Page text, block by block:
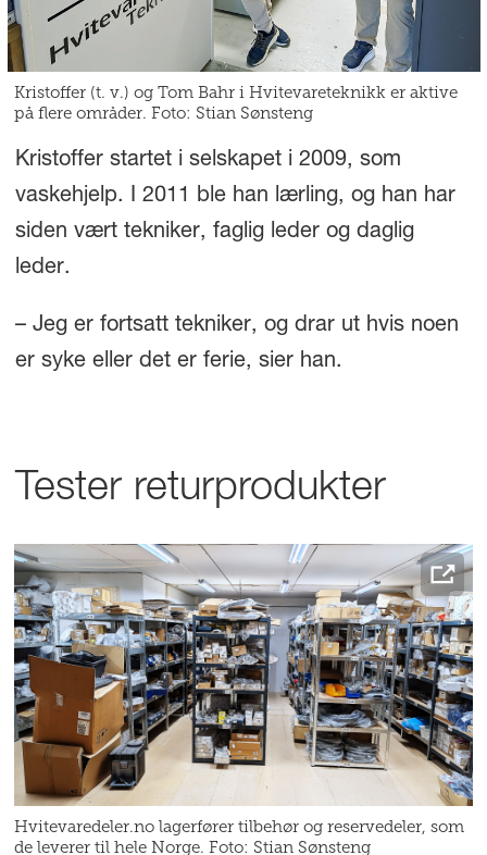
Kristoffer (t. v.) og Tom Bahr i Hvitevareteknikk er aktive
på flere områder. Foto: Stian Sønsteng
Kristoffer startet i selskapet i 2009, som
vaskehjelp. I 2011 ble han lærling, og han har
siden vært tekniker, faglig leder og daglig
leder.
– Jeg er fortsatt tekniker, og drar ut hvis noen
er syke eller det er ferie, sier han.
Tester returprodukter
Hvitevaredeler.no lagerfører tilbehør og reservedeler, som
de leverer til hele Norge. Foto: Stian Sønsteng